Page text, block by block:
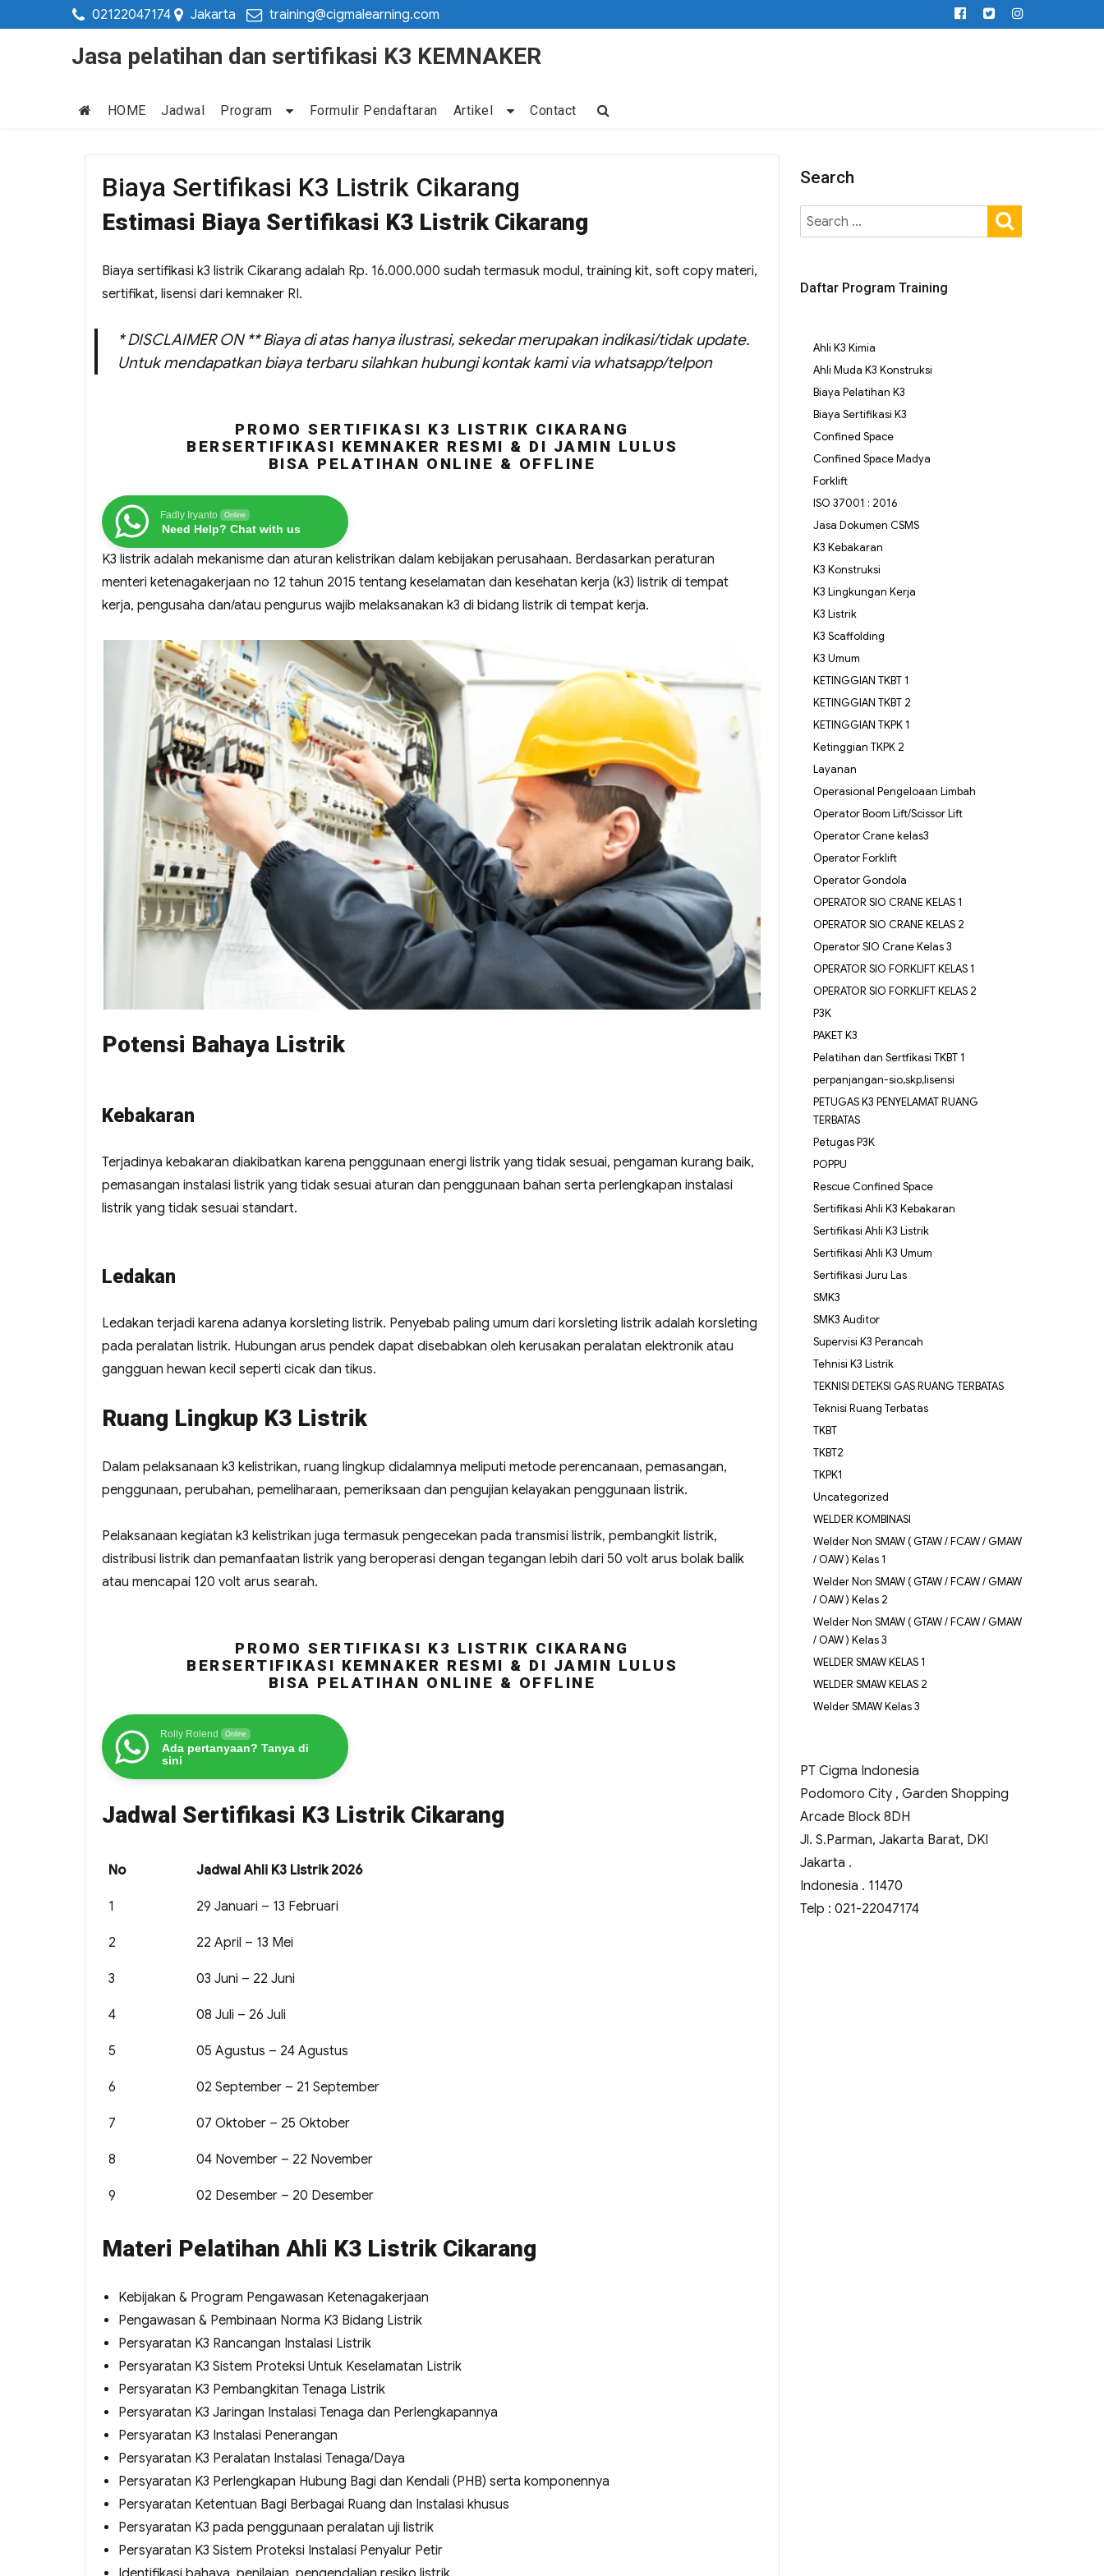
02122047174 Jakarta training@cigmalearning.com
Jasa pelatihan dan sertifikasi K3 KEMNAKER
HOME Jadwal Program Formulir Pendaftaran Artikel Contact
Biaya Sertifikasi K3 Listrik Cikarang
Estimasi Biaya Sertifikasi K3 Listrik Cikarang
Biaya sertifikasi k3 listrik Cikarang adalah Rp. 16.000.000 sudah termasuk modul, training kit, soft copy materi,
sertifikat, lisensi dari kemnaker RI.
* DISCLAIMER ON ** Biaya di atas hanya ilustrasi, sekedar merupakan indikasi/tidak update.
Untuk mendapatkan biaya terbaru silahkan hubungi kontak kami via whatsapp/telpon
PROMO SERTIFIKASI K3 LISTRIK CIKARANG
BERSERTIFIKASI KEMNAKER RESMI & DI JAMIN LULUS
BISA PELATIHAN ONLINE & OFFLINE
Fadly Iryanto Online
Need Help? Chat with us
K3 listrik adalah mekanisme dan aturan kelistrikan dalam kebijakan perusahaan. Berdasarkan peraturan
menteri ketenagakerjaan no 12 tahun 2015 tentang keselamatan dan kesehatan kerja (k3) listrik di tempat
kerja, pengusaha dan/atau pengurus wajib melaksanakan k3 di bidang listrik di tempat kerja.
Potensi Bahaya Listrik
Kebakaran
Terjadinya kebakaran diakibatkan karena penggunaan energi listrik yang tidak sesuai, pengaman kurang baik,
pemasangan instalasi listrik yang tidak sesuai aturan dan penggunaan bahan serta perlengkapan instalasi
listrik yang tidak sesuai standart.
Ledakan
Ledakan terjadi karena adanya korsleting listrik. Penyebab paling umum dari korsleting listrik adalah korsleting
pada peralatan listrik. Hubungan arus pendek dapat disebabkan oleh kerusakan peralatan elektronik atau
gangguan hewan kecil seperti cicak dan tikus.
Ruang Lingkup K3 Listrik
Dalam pelaksanaan k3 kelistrikan, ruang lingkup didalamnya meliputi metode perencanaan, pemasangan,
penggunaan, perubahan, pemeliharaan, pemeriksaan dan pengujian kelayakan penggunaan listrik.
Pelaksanaan kegiatan k3 kelistrikan juga termasuk pengecekan pada transmisi listrik, pembangkit listrik,
distribusi listrik dan pemanfaatan listrik yang beroperasi dengan tegangan lebih dari 50 volt arus bolak balik
atau mencapai 120 volt arus searah.
PROMO SERTIFIKASI K3 LISTRIK CIKARANG
BERSERTIFIKASI KEMNAKER RESMI & DI JAMIN LULUS
BISA PELATIHAN ONLINE & OFFLINE
Rolly Rolend Online
Ada pertanyaan? Tanya di
sini
Jadwal Sertifikasi K3 Listrik Cikarang
No Jadwal Ahli K3 Listrik 2026
1 29 Januari – 13 Februari
2 22 April – 13 Mei
3 03 Juni – 22 Juni
4 08 Juli – 26 Juli
5 05 Agustus – 24 Agustus
6 02 September – 21 September
7 07 Oktober – 25 Oktober
8 04 November – 22 November
9 02 Desember – 20 Desember
Materi Pelatihan Ahli K3 Listrik Cikarang
Kebijakan & Program Pengawasan Ketenagakerjaan
Pengawasan & Pembinaan Norma K3 Bidang Listrik
Persyaratan K3 Rancangan Instalasi Listrik
Persyaratan K3 Sistem Proteksi Untuk Keselamatan Listrik
Persyaratan K3 Pembangkitan Tenaga Listrik
Persyaratan K3 Jaringan Instalasi Tenaga dan Perlengkapannya
Persyaratan K3 Instalasi Penerangan
Persyaratan K3 Peralatan Instalasi Tenaga/Daya
Persyaratan K3 Perlengkapan Hubung Bagi dan Kendali (PHB) serta komponennya
Persyaratan Ketentuan Bagi Berbagai Ruang dan Instalasi khusus
Persyaratan K3 pada penggunaan peralatan uji listrik
Persyaratan K3 Sistem Proteksi Instalasi Penyalur Petir
Search
Daftar Program Training
Ahli K3 Kimia
Ahli Muda K3 Konstruksi
Biaya Pelatihan K3
Biaya Sertifikasi K3
Confined Space
Confined Space Madya
Forklift
ISO 37001 : 2016
Jasa Dokumen CSMS
K3 Kebakaran
K3 Konstruksi
K3 Lingkungan Kerja
K3 Listrik
K3 Scaffolding
K3 Umum
KETINGGIAN TKBT 1
KETINGGIAN TKBT 2
KETINGGIAN TKPK 1
Ketinggian TKPK 2
Layanan
Operasional Pengeloaan Limbah
Operator Boom Lift/Scissor Lift
Operator Crane kelas3
Operator Forklift
Operator Gondola
OPERATOR SIO CRANE KELAS 1
OPERATOR SIO CRANE KELAS 2
Operator SIO Crane Kelas 3
OPERATOR SIO FORKLIFT KELAS 1
OPERATOR SIO FORKLIFT KELAS 2
P3K
PAKET K3
Pelatihan dan Sertfikasi TKBT 1
perpanjangan-sio,skp,lisensi
PETUGAS K3 PENYELAMAT RUANG
TERBATAS
Petugas P3K
POPPU
Rescue Confined Space
Sertifikasi Ahli K3 Kebakaran
Sertifikasi Ahli K3 Listrik
Sertifikasi Ahli K3 Umum
Sertifikasi Juru Las
SMK3
SMK3 Auditor
Supervisi K3 Perancah
Tehnisi K3 Listrik
TEKNISI DETEKSI GAS RUANG TERBATAS
Teknisi Ruang Terbatas
TKBT
TKBT2
TKPK1
Uncategorized
WELDER KOMBINASI
Welder Non SMAW ( GTAW / FCAW / GMAW
/ OAW ) Kelas 1
Welder Non SMAW ( GTAW / FCAW / GMAW
/ OAW ) Kelas 2
Welder Non SMAW ( GTAW / FCAW / GMAW
/ OAW ) Kelas 3
WELDER SMAW KELAS 1
WELDER SMAW KELAS 2
Welder SMAW Kelas 3
PT Cigma Indonesia
Podomoro City , Garden Shopping
Arcade Block 8DH
Jl. S.Parman, Jakarta Barat, DKI
Jakarta .
Indonesia . 11470
Telp : 021-22047174